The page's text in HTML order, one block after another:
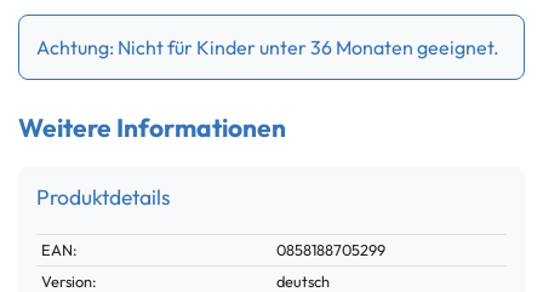
Achtung: Nicht für Kinder unter 36 Monaten geeignet.
Weitere Informationen
Produktdetails
Technisches
Merkmal
Wert
EAN:
0858188705299
Version:
deutsch